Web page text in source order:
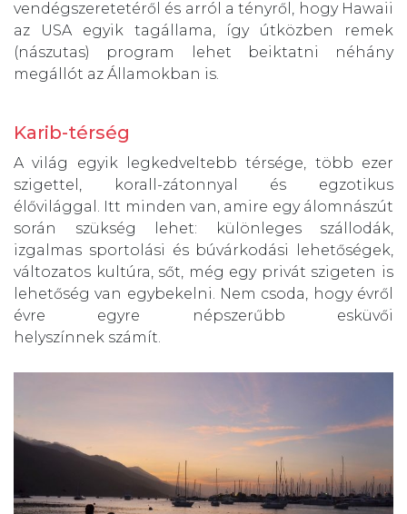
vendégszeretetéről és arról a tényről, hogy Hawaii
az USA egyik tagállama, így útközben remek
(nászutas) program lehet beiktatni néhány
megállót az Államokban is.
Karib-térség
A világ egyik legkedveltebb térsége, több ezer
szigettel, korall-zátonnyal és egzotikus
élővilággal. Itt minden van, amire egy álomnászút
során szükség lehet: különleges szállodák,
izgalmas sportolási és búvárkodási lehetőségek,
változatos kultúra, sőt, még egy privát szigeten is
lehetőség van egybekelni. Nem csoda, hogy évről
évre egyre népszerűbb esküvői
helyszínnek számít.